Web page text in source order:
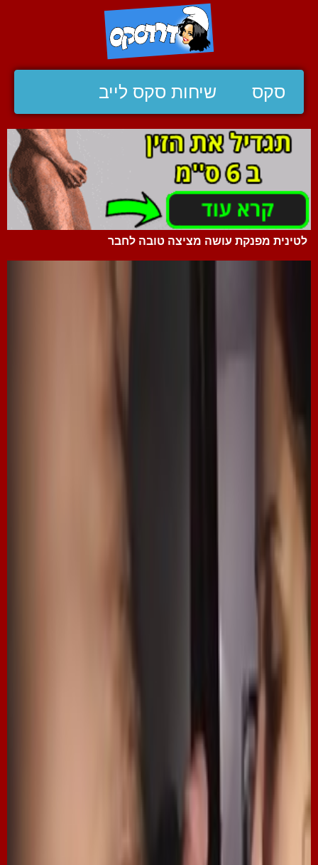
סקס שיחות סקס לייב
לטינית מפנקת עושה מציצה טובה לחבר